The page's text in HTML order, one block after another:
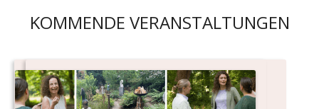
KOMMENDE VERANSTALTUNGEN